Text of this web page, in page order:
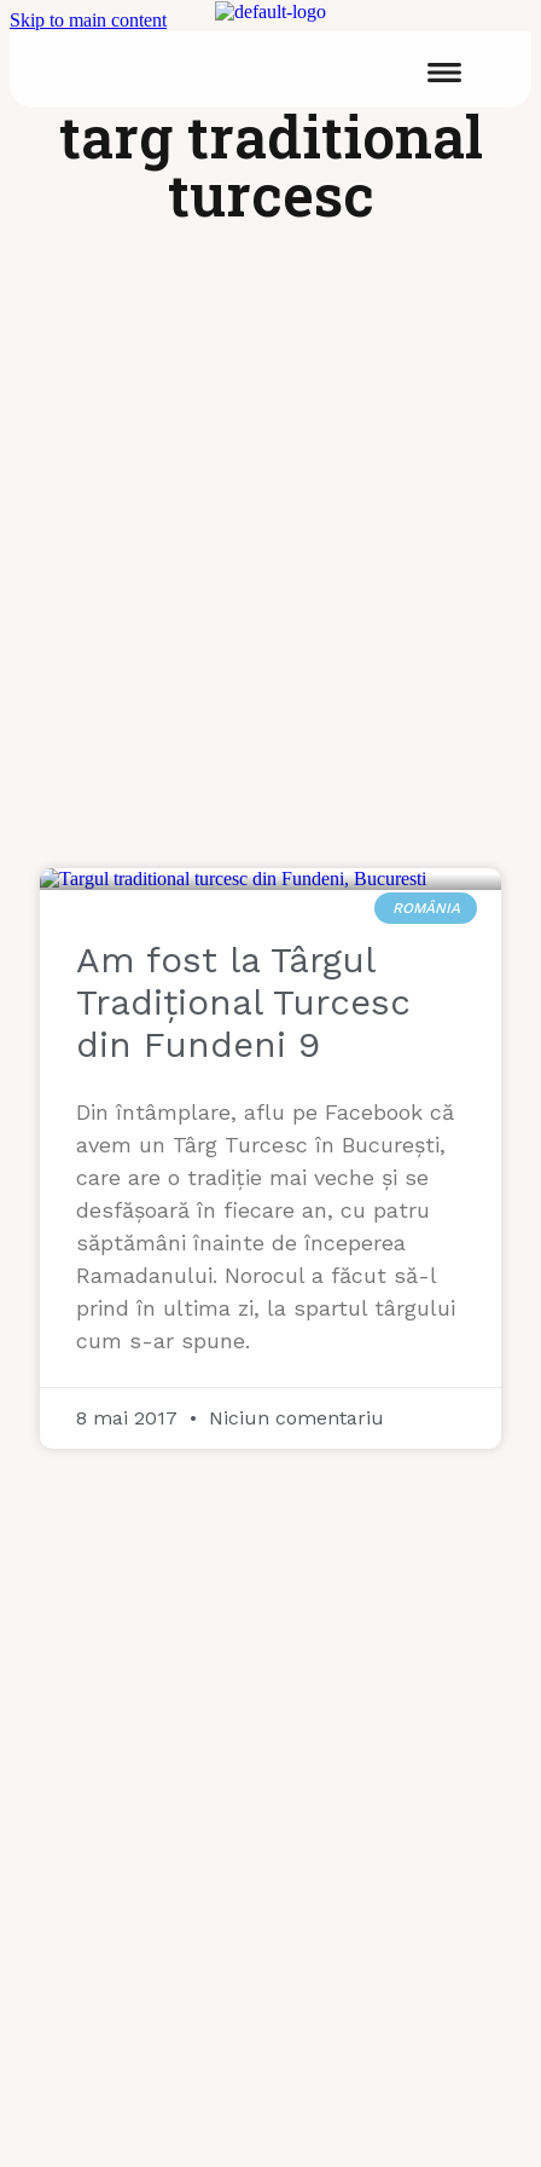
Skip to main content
targ traditional
turcesc
ROMÂNIA
Am fost la Târgul
Tradițional Turcesc
din Fundeni 9
Din întâmplare, aflu pe Facebook că
avem un Târg Turcesc în București,
care are o tradiție mai veche și se
desfășoară în fiecare an, cu patru
săptămâni înainte de începerea
Ramadanului. Norocul a făcut să-l
prind în ultima zi, la spartul târgului
cum s-ar spune.
8 mai 2017 Niciun comentariu